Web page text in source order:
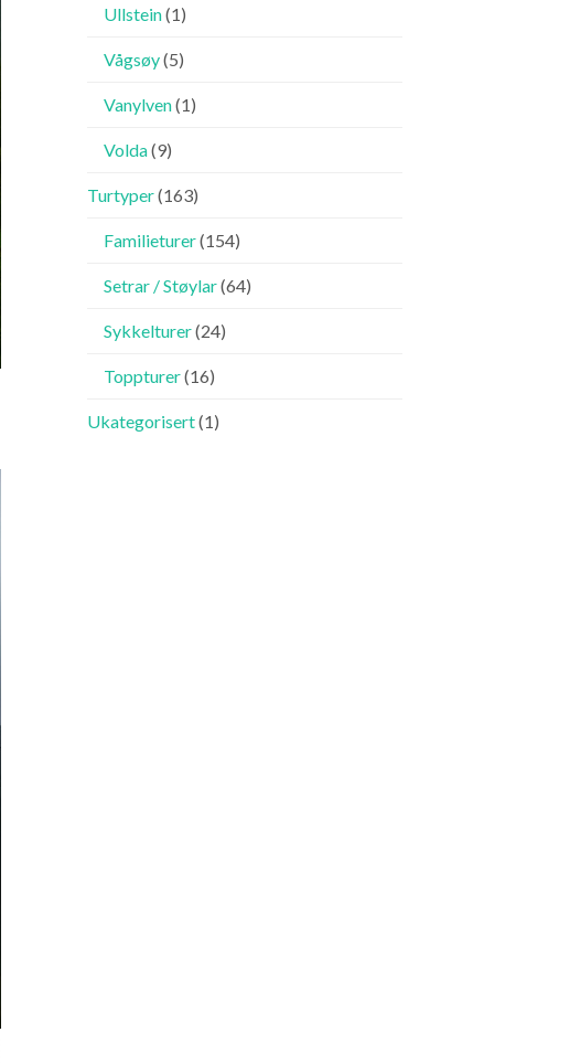
Ullstein(1)
Vågsøy(5)
Vanylven(1)
Volda(9)
Turtyper(163)
Familieturer(154)
Setrar / Støylar(64)
Sykkelturer(24)
Toppturer(16)
Ukategorisert(1)